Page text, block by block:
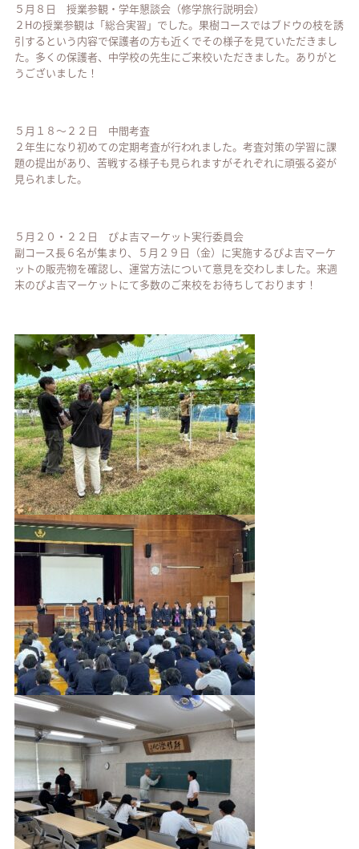
５月８日 授業参観・学年懇談会（修学旅行説明会）
２Hの授業参観は「総合実習」でした。果樹コースではブドウの枝を誘
引するという内容で保護者の方も近くでその様子を見ていただきまし
た。多くの保護者、中学校の先生にご来校いただきました。ありがと
うございました！
５月１８～２２日 中間考査
２年生になり初めての定期考査が行われました。考査対策の学習に課
題の提出があり、苦戦する様子も見られますがそれぞれに頑張る姿が
見られました。
５月２０・２２日 ぴよ吉マーケット実行委員会
副コース長６名が集まり、５月２９日（金）に実施するぴよ吉マーケ
ットの販売物を確認し、運営方法について意見を交わしました。来週
末のぴよ吉マーケットにて多数のご来校をお待ちしております！